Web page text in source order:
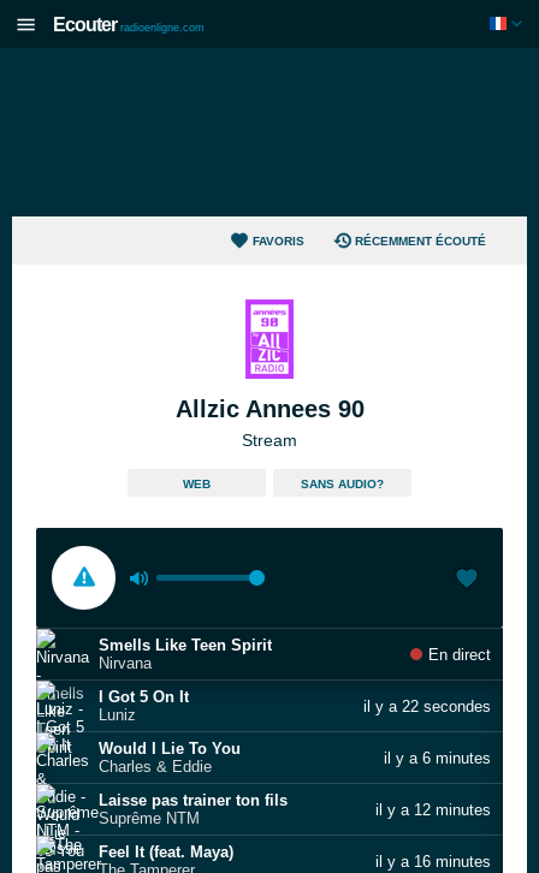
Ecouter radioenligne.com
FAVORIS RÉCEMMENT ÉCOUTÉ
Allzic Annees 90
Stream
WEB SANS AUDIO?
Smells Like Teen Spirit
Nirvana
En direct
I Got 5 On It
Luniz
il y a 22 secondes
Would I Lie To You
Charles & Eddie
il y a 6 minutes
Laisse pas trainer ton fils
Suprême NTM
il y a 12 minutes
Feel It (feat. Maya)
il y a 16 minutes